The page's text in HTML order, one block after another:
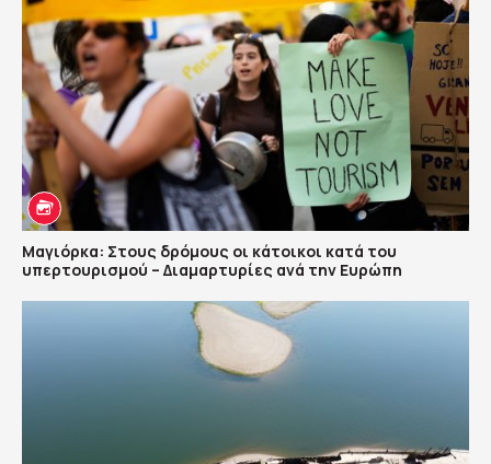
Μαγιόρκα: Στους δρόμους οι κάτοικοι κατά του
υπερτουρισμού – Διαμαρτυρίες ανά την Ευρώπη